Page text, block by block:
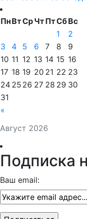
Август 2026
ПнВтСрЧтПтСбВс
«
1
2
3
4 5 6 7 8
9
10 11 12 13 14 15 16
17 18 19 20 21 22 23
24 25 26 27 28 29 30
31
Подписка
Ваш email: